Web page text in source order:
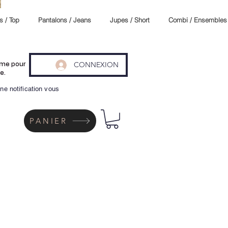
/ Top Pantalons / Jeans Jupes / Short Combi / Ensembles
CONNEXION
PANIER
pour
notification vous